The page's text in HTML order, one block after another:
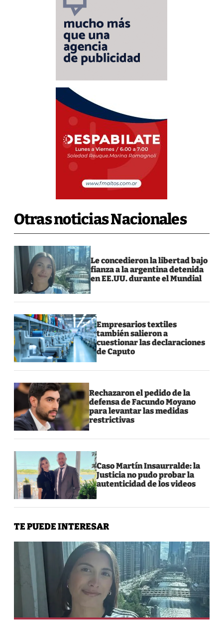
Otras noticias Nacionales
Le concedieron la libertad bajo
fianza a la argentina detenida
en EE.UU. durante el Mundial
Empresarios textiles
también salieron a
cuestionar las declaraciones
de Caputo
Rechazaron el pedido de la
defensa de Facundo Moyano
para levantar las medidas
restrictivas
Caso Martín Insaurralde: la
Justicia no pudo probar la
autenticidad de los videos
TE PUEDE INTERESAR